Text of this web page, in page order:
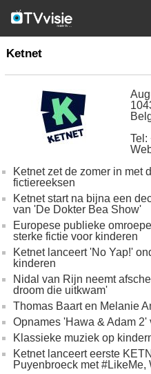
omroepen
Ketnet
Tel:
Ketnet zet de zomer in met
fictiereeksen
Ketnet start na bijna een
van 'De Dokter Bea Show'
Europese publieke
sterke fictie voor kinderen
Ketnet lanceert 'No Yap!'
kinderen
Nidal van Rijn neemt
droom die uitkwam'
Thomas Baart en Melanie
Opnames 'Hawa & Adam 2'
Klassieke muziek op
Ketnet lanceert eerste
Puyenbroeck met #LikeMe,